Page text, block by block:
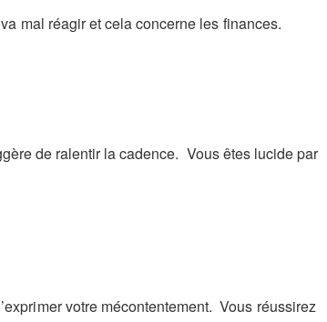
mal réagir et cela concerne les finances.
de ralentir la cadence. Vous êtes lucide par
votre mécontentement. Vous réussirez